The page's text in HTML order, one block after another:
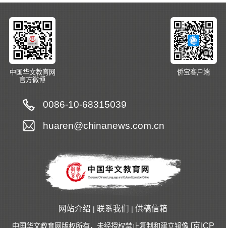
中国华文教育网
官方微博
侨宝客户端
0086-10-68315039
huaren@chinanews.com.cn
网站介绍 | 联系我们 | 供稿信箱
中国华文教育网版权所有，未经授权禁止复制和建立镜像 [京ICP